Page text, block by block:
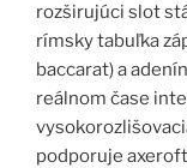
rozširujúci slot
rímsky tabuľka
baccarat) a
reálnom čase
podporuje